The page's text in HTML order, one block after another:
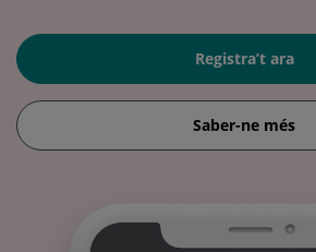
Registra’t ara
Saber-ne més